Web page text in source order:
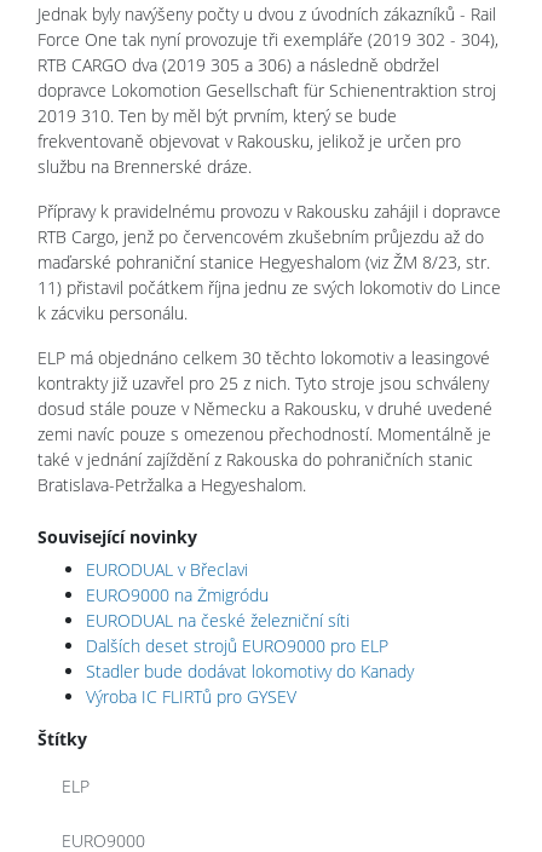
Jednak byly navýšeny počty u dvou z úvodních zákazníků - Rail
Force One tak nyní provozuje tři exempláře (2019 302 - 304),
RTB CARGO dva (2019 305 a 306) a následně obdržel
dopravce Lokomotion Gesellschaft für Schienentraktion stroj
2019 310. Ten by měl být prvním, který se bude
frekventovaně objevovat v Rakousku, jelikož je určen pro
službu na Brennerské dráze.
Přípravy k pravidelnému provozu v Rakousku zahájil i dopravce
RTB Cargo, jenž po červencovém zkušebním průjezdu až do
maďarské pohraniční stanice Hegyeshalom (viz ŽM 8/23, str.
11) přistavil počátkem října jednu ze svých lokomotiv do Lince
k zácviku personálu.
ELP má objednáno celkem 30 těchto lokomotiv a leasingové
kontrakty již uzavřel pro 25 z nich. Tyto stroje jsou schváleny
dosud stále pouze v Německu a Rakousku, v druhé uvedené
zemi navíc pouze s omezenou přechodností. Momentálně je
také v jednání zajíždění z Rakouska do pohraničních stanic
Bratislava-Petržalka a Hegyeshalom.
Související novinky
EURODUAL v Břeclavi
EURO9000 na Żmigródu
EURODUAL na české železniční síti
Dalších deset strojů EURO9000 pro ELP
Stadler bude dodávat lokomotivy do Kanady
Výroba IC FLIRTů pro GYSEV
Štítky
ELP
EURO9000